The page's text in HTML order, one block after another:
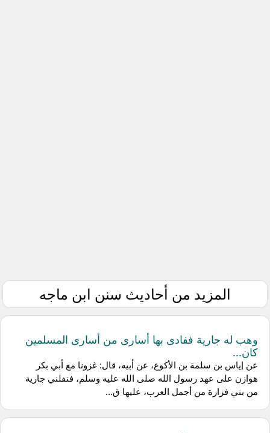
المزيد من أحاديث سنن ابن ماجه
وهب له جارية ففادى بها أسارى من أسارى المسلمين
كان...
عن إياس بن سلمة بن الأكوع، عن أبيه، قال: غزونا مع أبي بكر
هوازن على عهد رسول الله صلى الله عليه وسلم، فنفلني جارية
من بني فزارة من أجمل العرب، عليها ق...